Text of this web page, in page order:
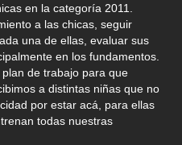
en la categoría 2011.
a las chicas, seguir
una de ellas, evaluar sus
en los fundamentos.
de trabajo para que
a distintas niñas que no
por estar acá, para ellas
todas nuestras